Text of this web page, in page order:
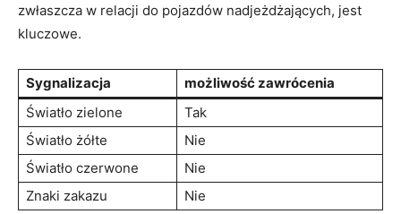
zwłaszcza w relacji do pojazdów nadjeżdżających, jest
kluczowe.
Sygnalizacja
możliwość zawrócenia
Światło zielone
Tak
Światło żółte
Nie
Światło czerwone
Nie
Znaki zakazu
Nie